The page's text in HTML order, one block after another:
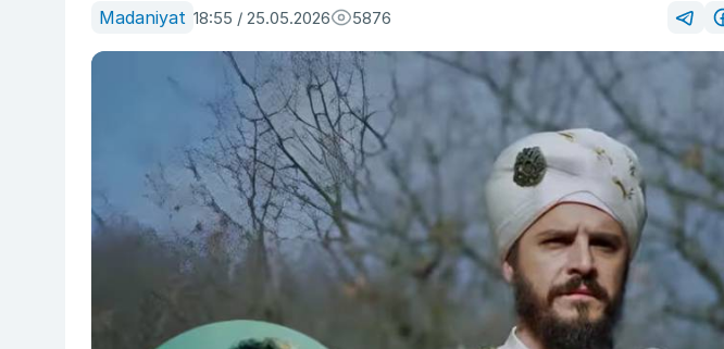
Madaniyat 18:55 / 25.05.2026 5876